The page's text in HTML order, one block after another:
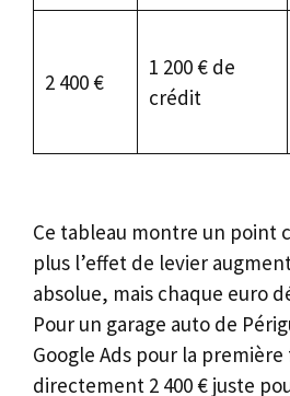
2 400 €
1 200 € de
crédit
Ce tableau montre un point
plus l’effet de levier
absolue, mais chaque euro
Pour un garage auto de
Google Ads pour la
directement 2 400 € juste